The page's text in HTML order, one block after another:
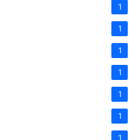
1
1
1
1
1
1